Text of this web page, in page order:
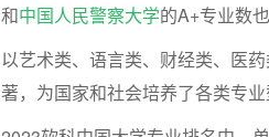
和中国人民警察大学的A+专业数
以艺术类、语言类、财经类、医
著，为国家和社会培养了各类专